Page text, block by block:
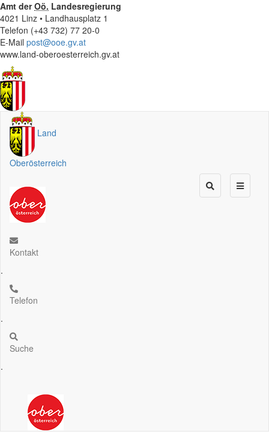
Amt derOö. Landesregierung
4021 Linz • Landhausplatz 1
Telefon (+43 732) 77 20-0
E-Mail post@ooe.gv.at
www.land-oberoesterreich.gv.at
Land
Oberösterreich
Kontakt
.
Telefon
.
Suche
.